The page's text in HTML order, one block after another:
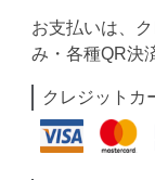
お支払いは、
み・各種QR決
クレジットカ